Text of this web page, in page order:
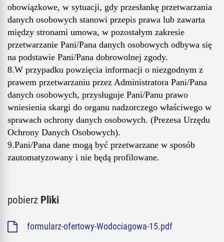
obowiązkowe, w sytuacji, gdy przesłankę przetwarzania
danych osobowych stanowi przepis prawa lub zawarta
między stronami umowa, w pozostałym zakresie
przetwarzanie Pani/Pana danych osobowych odbywa się
na podstawie Pani/Pana dobrowolnej zgody.
8.W przypadku powzięcia informacji o niezgodnym z
prawem przetwarzaniu przez Administratora Pani/Pana
danych osobowych, przysługuje Pani/Panu prawo
wniesienia skargi do organu nadzorczego właściwego w
sprawach ochrony danych osobowych. (Prezesa Urzędu
Ochrony Danych Osobowych).
9.Pani/Pana dane mogą być przetwarzane w sposób
zautomatyzowany i nie będą profilowane.
pobierz Pliki
formularz-ofertowy-Wodociagowa-15.pdf